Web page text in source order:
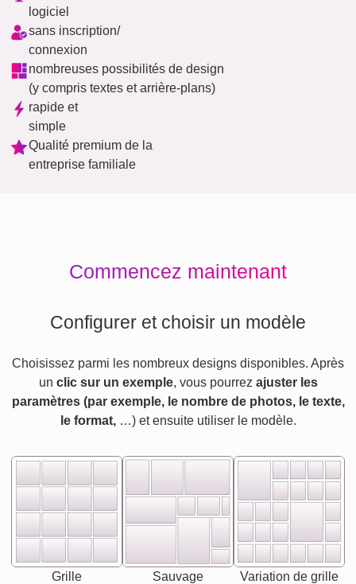
logiciel
sans inscription/
connexion
nombreuses possibilités de design
(y compris textes et arrière-plans)
rapide et
simple
Qualité premium de la
entreprise familiale
Commencez maintenant
Configurer et choisir un modèle
Choisissez parmi les nombreux designs disponibles. Après
un clic sur un exemple, vous pourrez ajuster les
paramètres (par exemple, le nombre de photos, le texte,
le format,…) et ensuite utiliser le modèle.
Grille Sauvage Variation de grille